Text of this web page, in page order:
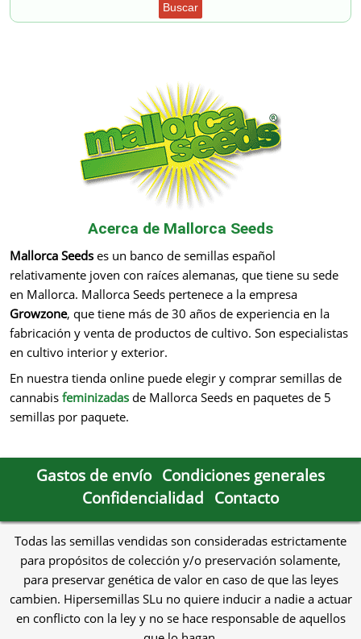
Buscar
Acerca de Mallorca Seeds
Mallorca Seeds es un banco de semillas español
relativamente joven con raíces alemanas, que tiene su sede
en Mallorca. Mallorca Seeds pertenece a la empresa
Growzone, que tiene más de 30 años de experiencia en la
fabricación y venta de productos de cultivo. Son especialistas
en cultivo interior y exterior.
En nuestra tienda online puede elegir y comprar semillas de
cannabis feminizadas de Mallorca Seeds en paquetes de 5
semillas por paquete.
Gastos de envío Condiciones generales
Confidencialidad Contacto
Todas las semillas vendidas son consideradas estrictamente
para propósitos de colección y/o preservación solamente,
para preservar genética de valor en caso de que las leyes
cambien. Hipersemillas SLu no quiere inducir a nadie a actuar
en conflicto con la ley y no se hace responsable de aquellos